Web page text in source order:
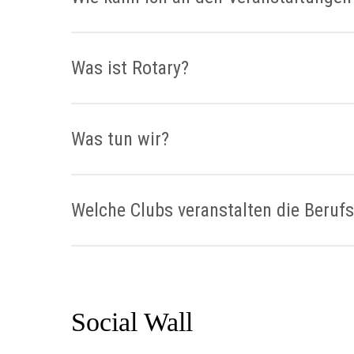
Was ist Rotary?
nachhaltige Veränderungen zu schaffen –
Freundschaften, leben nach ihren sozialen
Was tun wir?
lebenslange Freundschaften entstehen zu
Welche Clubs veranstalten die
Social Wall